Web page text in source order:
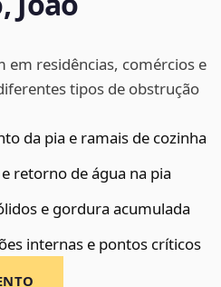
em residências, comércios e
tipos de obstrução
da pia e ramais de cozinha
retorno de água na pia
e gordura acumulada
internas e pontos críticos